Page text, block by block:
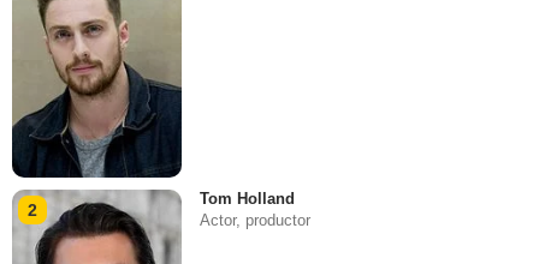
2
Tom Holland
Actor, productor